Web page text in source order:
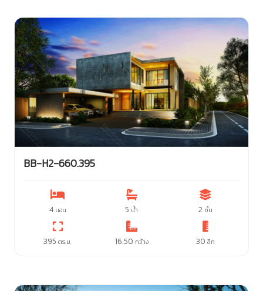
BB-H2-660.395
4 นอน 5 น้ำ 2 ชั้น
395 ตร.ม. 16.50 กว้าง 30 ลึก